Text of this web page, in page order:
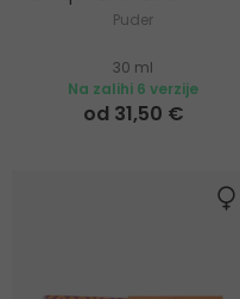
Puder
30 ml
Na zalihi 6 verzije
od 31,50 €